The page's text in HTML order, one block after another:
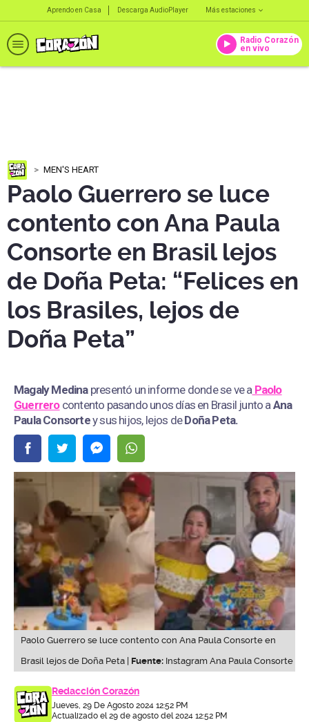
Aprendo en Casa Descarga AudioPlayer Más estaciones
Radio Corazón
en vivo
MEN'S HEART
Paolo Guerrero se luce
contento con Ana Paula
Consorte en Brasil lejos
de Doña Peta: “Felices en
los Brasiles, lejos de
Doña Peta”
Magaly Medinapresentó un informe donde se ve a Paolo
Guerrero contento pasando unos días en Brasil junto a Ana
Paula Consortey sus hijos, lejos deDoña Peta.
Paolo Guerrero se luce contento con Ana Paula Consorte en
Brasil lejos de Doña Peta | Fuente: Instagram Ana Paula Consorte
Redacción Corazón
Jueves, 29 De Agosto 2024 12:52 PM
Actualizado el 29 de agosto del 2024 12:52 PM